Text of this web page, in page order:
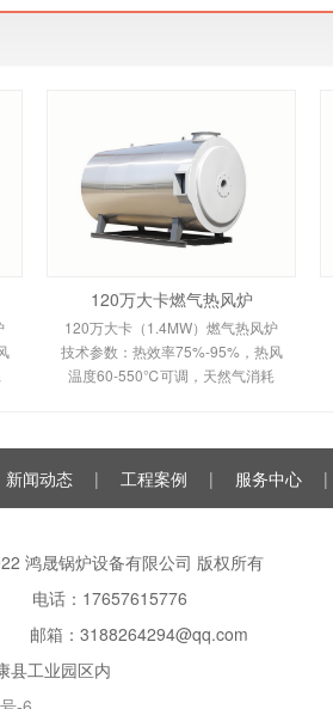
120万大卡燃气热风炉
120万大卡（1.4MW）燃气热风炉
技术参数：热效率75%-95%，热风
温度60-550℃可调，天然气消耗
术及全自动控制。适用于
新闻动态 | 工程案例 | 服务中心 |
鸿晟锅炉设备有限公司 版权所有
电话：17657615776
邮箱：3188264294@qq.com
县工业园区内